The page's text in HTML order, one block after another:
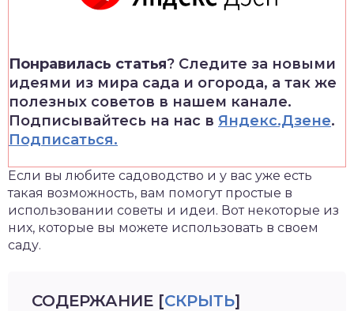
Понравилась статья? Следите за новыми
идеями из мира сада и огорода, а так же
полезных советов в нашем канале.
Подписывайтесь на нас в Яндекс.Дзене.
Подписаться.
Если вы любите садоводство и у вас уже есть
такая возможность, вам помогут простые в
использовании советы и идеи. Вот некоторые из
них, которые вы можете использовать в своем
саду.
СОДЕРЖАНИЕ [СКРЫТЬ]